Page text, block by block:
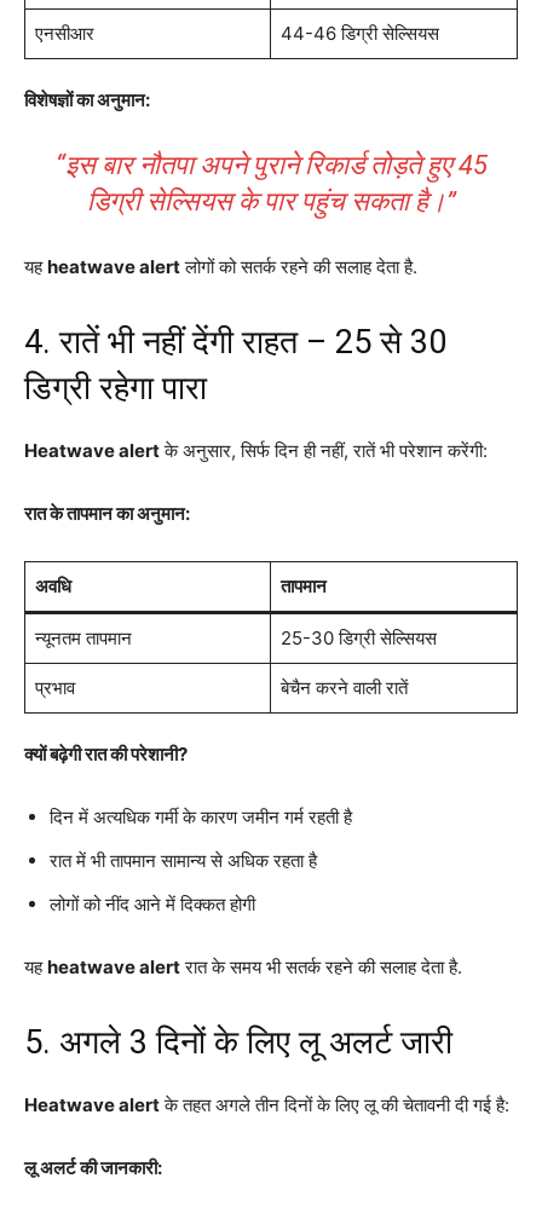
एनसीआर 44-46 डिग्री सेल्सियस
विशेषज्ञों का अनुमान:
“इस बार नौतपा अपने पुराने रिकार्ड तोड़ते हुए 45
डिग्री सेल्सियस के पार पहुंच सकता है।”
यहheatwave alertलोगों को सतर्क रहने की सलाह देता है.
4. रातें भी नहीं देंगी राहत – 25 से 30
डिग्री रहेगा पारा
Heatwave alertके अनुसार, सिर्फ दिन ही नहीं, रातें भी परेशान करेंगी:
रात के तापमान का अनुमान:
अवधि तापमान
न्यूनतम तापमान 25-30 डिग्री सेल्सियस
प्रभाव बेचैन करने वाली रातें
क्यों बढ़ेगी रात की परेशानी?
दिन में अत्यधिक गर्मी के कारण जमीन गर्म रहती है
रात में भी तापमान सामान्य से अधिक रहता है
लोगों को नींद आने में दिक्कत होगी
यहheatwave alertरात के समय भी सतर्क रहने की सलाह देता है.
5. अगले 3 दिनों के लिए लू अलर्ट जारी
Heatwave alertके तहत अगले तीन दिनों के लिए लू की चेतावनी दी गई है:
लू अलर्ट की जानकारी: